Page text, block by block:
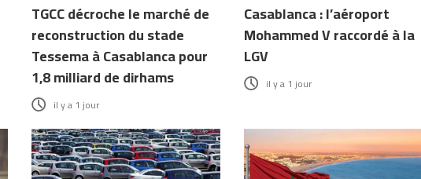
TGCC décroche le marché de
reconstruction du stade
Tessema à Casablanca pour
1,8 milliard de dirhams
il y a 1 jour
Casablanca : l’aéroport
Mohammed V raccordé à la
LGV
il y a 1 jour